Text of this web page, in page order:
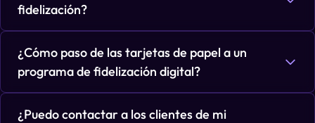
fidelización?
¿Cómo paso de las tarjetas de papel a un
programa de fidelización digital?
¿Puedo contactar a los clientes de mi